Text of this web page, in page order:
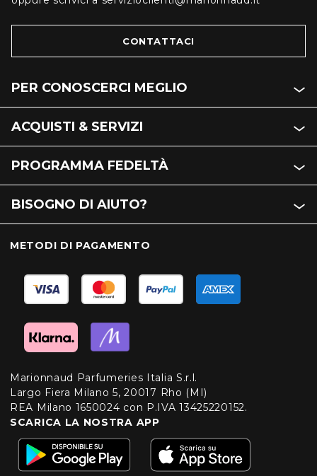
CONTATTACI
PER CONOSCERCI MEGLIO
ACQUISTI & SERVIZI
PROGRAMMA FEDELTÀ
BISOGNO DI AIUTO?
METODI DI PAGAMENTO
Marionnaud Parfumeries Italia S.r.l.
Largo Fiera Milano 5, 20017 Rho (MI)
REA Milano 1650024 con P.IVA 13425220152.
SCARICA LA NOSTRA APP